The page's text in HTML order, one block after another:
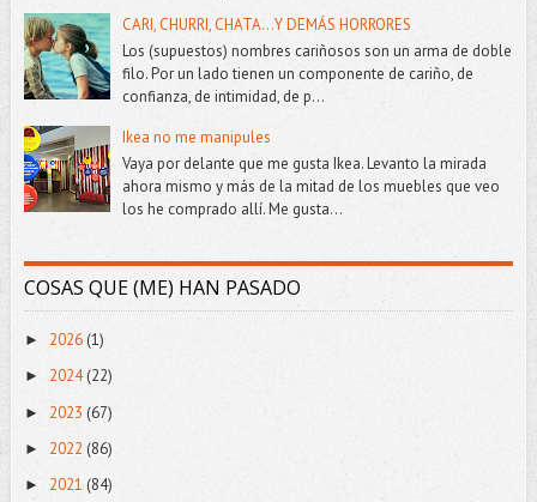
CARI, CHURRI, CHATA...Y DEMÁS HORRORES
Los (supuestos) nombres cariñosos son un arma de doble
filo. Por un lado tienen un componente de cariño, de
confianza, de intimidad, de p...
Ikea no me manipules
Vaya por delante que me gusta Ikea. Levanto la mirada
ahora mismo y más de la mitad de los muebles que veo
los he comprado allí. Me gusta...
COSAS QUE (ME) HAN PASADO
► 2026 (1)
► 2024(22)
► 2023 (67)
► 2022 (86)
► 2021 (84)